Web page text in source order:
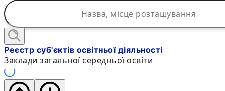
Реєстр суб'єктів освітньої діяльності
Заклади загальної середньої освіти